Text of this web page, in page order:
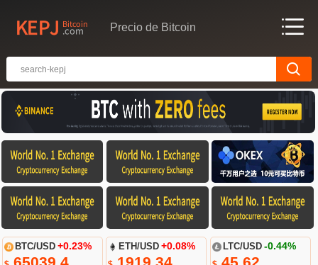
Precio de Bitcoin
BTC/USD +0.23% ETH/USD +0.08% LTC/USD -0.44%